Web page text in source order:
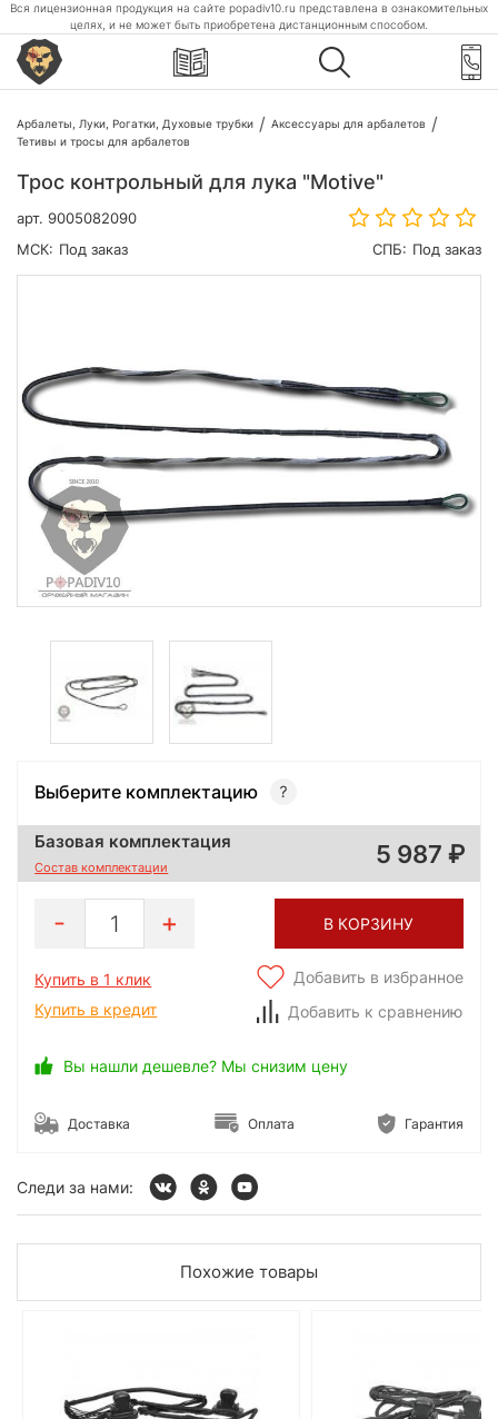
Вся лицензионная продукция на сайте popadiv10.ru представлена в ознакомительных
целях, и не может быть приобретена дистанционным способом.
Арбалеты, Луки, Рогатки, Духовые трубки
Аксессуары для арбалетов
Тетивы и тросы для арбалетов
Трос контрольный для лука "Motive"
арт. 9005082090
МСК: Под заказ СПБ: Под заказ
Выберите комплектацию
Базовая комплектация
Состав комплектации 5 987
1 В КОРЗИНУ
Купить в 1 клик
Купить в кредит
Добавить в избранное
Добавить к сравнению
Вы нашли дешевле? Мы снизим цену
Доставка Оплата Гарантия
Следи за нами:
Похожие товары